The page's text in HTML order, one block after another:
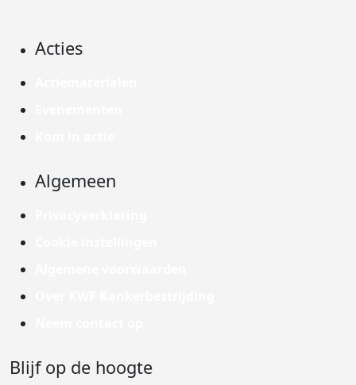
Acties
Algemeen
Blijf op de hoogte